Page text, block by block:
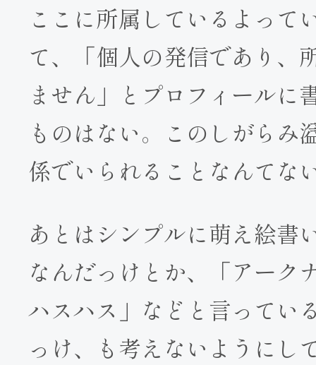
ここに所属しているよって
て、「個人の発信であり、
ません」とプロフィールに
ものはない。このしがらみ
係でいられることなんてな
あとはシンプルに萌え絵書
なんだっけとか、「アーク
ハスハス」などと言ってい
っけ、も考えないようにし